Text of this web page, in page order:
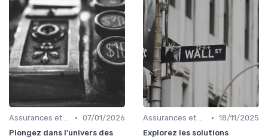
Assurances et Protections Financières • 07/01/2026
Plongez dans l'univers des
Assurances et Protections Financières • 18/11/2025
Explorez les solutions